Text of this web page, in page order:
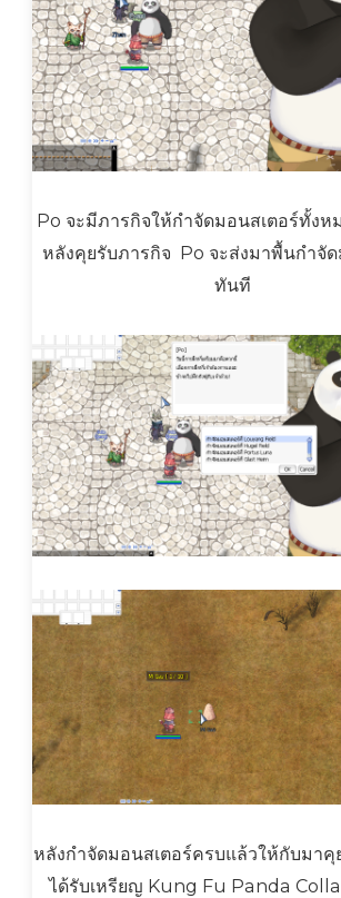
Po จะมีภารกิจให้กำจัดมอนสเตอร์ทั้งห
หลังคุยรับภารกิจ Po จะส่งมาพื้นกำจัด
ทันที
หลังกำจัดมอนสเตอร์ครบแล้วให้กับมาคุ
ได้รับเหรียญ Kung Fu Panda